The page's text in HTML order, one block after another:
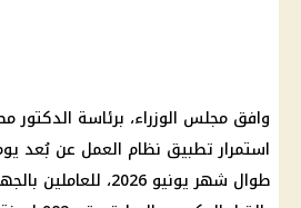
وافق مجلس الوزراء، برئاسة
استمرار تطبيق نظام العمل عن بُعد
طوال شهر يونيو 2026،